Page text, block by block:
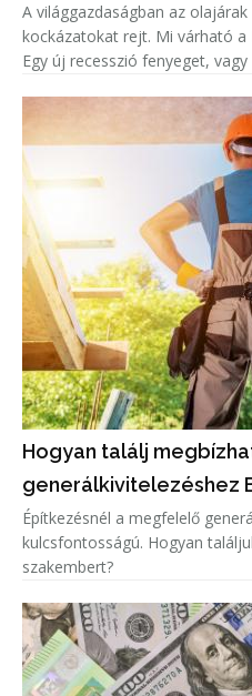
A világgazdaságban az
kockázatokat rejt. Mi várható a
Egy új recesszió fenyeget,
Hogyan találj
generálkivitelezéshez
Építkezésnél a megfelelő
kulcsfontosságú. Hogyan
szakembert?